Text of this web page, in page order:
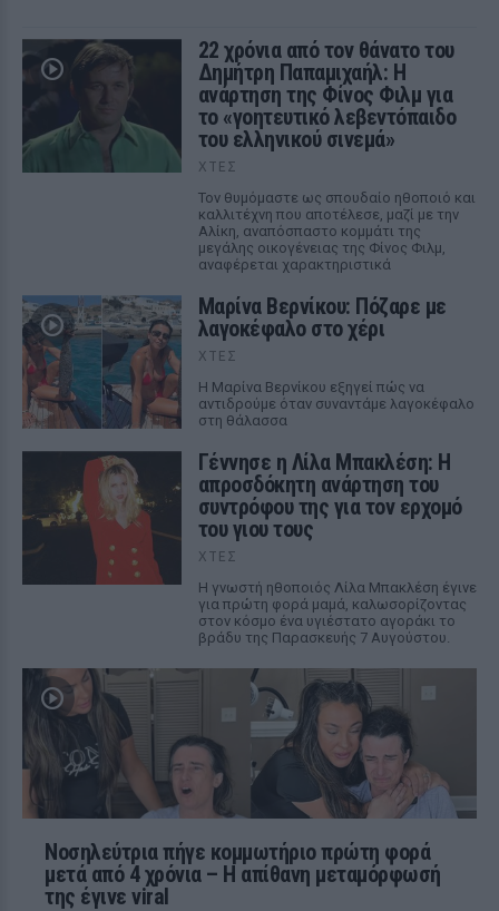
22 χρόνια από τον θάνατο του
Δημήτρη Παπαμιχαήλ: Η
ανάρτηση της Φίνος Φιλμ για
το «γοητευτικό λεβεντόπαιδο
του ελληνικού σινεμά»
ΧΤΕΣ
Τον θυμόμαστε ως σπουδαίο ηθοποιό και
καλλιτέχνη που αποτέλεσε, μαζί με την
Αλίκη, αναπόσπαστο κομμάτι της
μεγάλης οικογένειας της Φίνος Φιλμ,
αναφέρεται χαρακτηριστικά
Μαρίνα Βερνίκου: Πόζαρε με
λαγοκέφαλο στο χέρι
ΧΤΕΣ
Η Μαρίνα Βερνίκου εξηγεί πώς να
αντιδρούμε όταν συναντάμε λαγοκέφαλο
στη θάλασσα
Γέννησε η Λίλα Μπακλέση: Η
απροσδόκητη ανάρτηση του
συντρόφου της για τον ερχομό
του γιου τους
ΧΤΕΣ
Η γνωστή ηθοποιός Λίλα Μπακλέση έγινε
για πρώτη φορά μαμά, καλωσορίζοντας
στον κόσμο ένα υγιέστατο αγοράκι το
βράδυ της Παρασκευής 7 Αυγούστου.
Νοσηλεύτρια πήγε κομμωτήριο πρώτη φορά
μετά από 4 χρόνια – Η απίθανη μεταμόρφωσή
της έγινε viral